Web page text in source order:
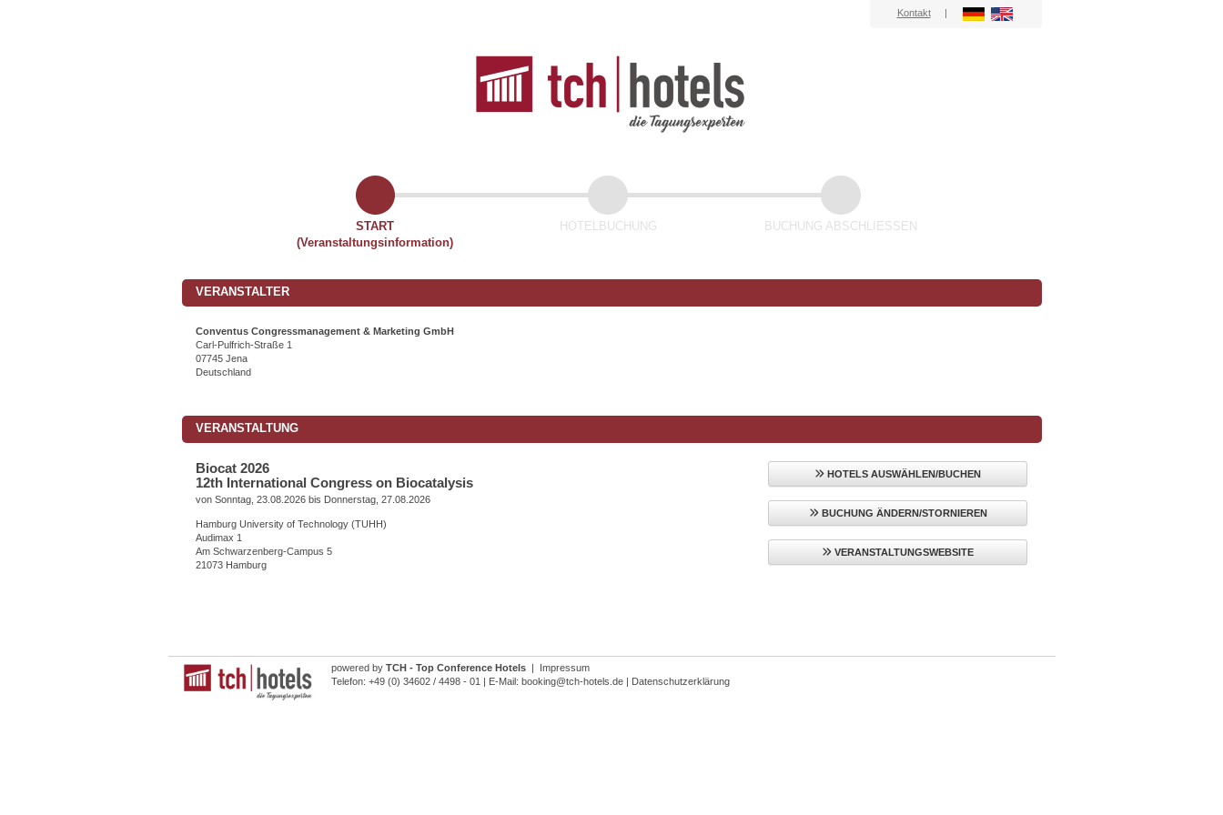
Kontakt |
START
(Veranstaltungsinformation)
HOTELBUCHUNG BUCHUNG ABSCHLIESSEN
VERANSTALTER
Conventus Congressmanagement & Marketing GmbH
Carl-Pulfrich-Straße 1
07745 Jena
Deutschland
VERANSTALTUNG
Biocat 2026
12th International Congress on Biocatalysis
von Sonntag, 23.08.2026 bis Donnerstag, 27.08.2026
Hamburg University of Technology (TUHH)
Audimax 1
Am Schwarzenberg-Campus 5
21073 Hamburg
HOTELS AUSWÄHLEN/BUCHEN
BUCHUNG ÄNDERN/STORNIEREN
VERANSTALTUNGSWEBSITE
powered by TCH - Top Conference Hotels |
Impressum
Telefon: +49 (0) 34602 / 4498 - 01 | E-Mail: booking@tch-hotels.de | Datenschutzerklärung